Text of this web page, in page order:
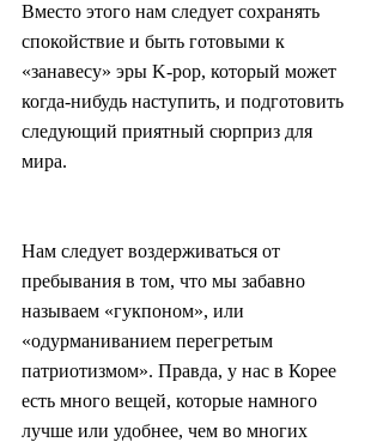
Вместо этого нам следует сохранять
спокойствие и быть готовыми к
«занавесу» эры K-pop, который может
когда-нибудь наступить, и подготовить
следующий приятный сюрприз для
мира.
Нам следует воздерживаться от
пребывания в том, что мы забавно
называем «гукпоном», или
«одурманиванием перегретым
патриотизмом». Правда, у нас в Корее
есть много вещей, которые намного
лучше или удобнее, чем во многих